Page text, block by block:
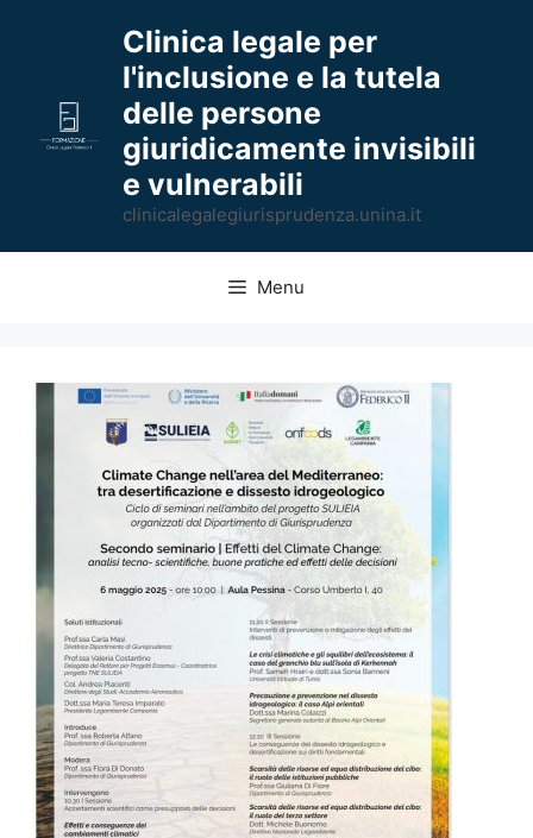
Clinica legale per
l'inclusione e la tutela
delle persone
giuridicamente invisibili
e vulnerabili
clinicalegalegiurisprudenza.unina.it
Menu